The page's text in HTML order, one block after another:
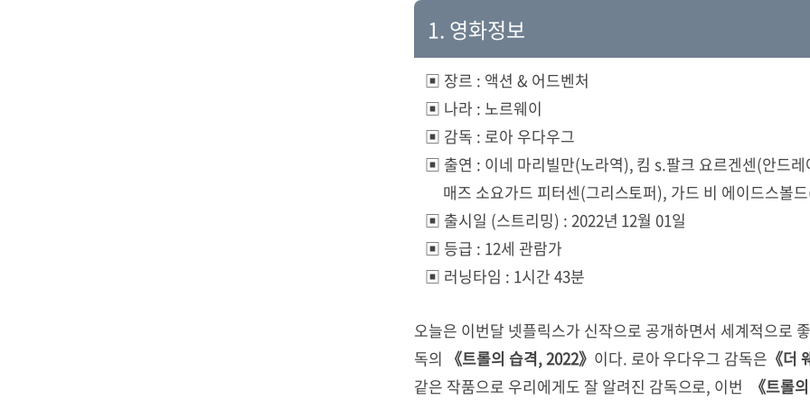
1. 영화정보
▣ 장르 : 액션 & 어드벤처
▣ 나라 : 노르웨이
▣ 감독 : 로아 우다우그
▣ 출연 : 이네 마리빌만(노라역), 킴 s.팔크 요르겐센(안드레
매즈 소요가드 피터센(그리스토퍼), 가드 비 에이드스볼
▣ 출시일 (스트리밍) : 2022년 12월 01일
▣ 등급 : 12세 관람가
▣ 러닝타임 : 1시간 43분
오늘은 이번달 넷플릭스가 신작으로 공개하면서 세계적으로
독의 《트롤의 습격, 2022》 이다. 로아 우다우그 감독은 《더
같은 작품으로 우리에게도 잘 알려진 감독으로, 이번
《트롤